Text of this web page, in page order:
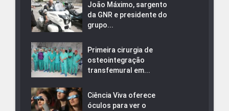
João Máximo, sargento
da GNR e presidente do
grupo...
Primeira cirurgia de
osteointegração
transfemural em...
Ciência Viva oferece
óculos para ver o